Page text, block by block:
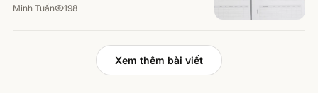
Minh Tuấn 198
Xem thêm bài viết